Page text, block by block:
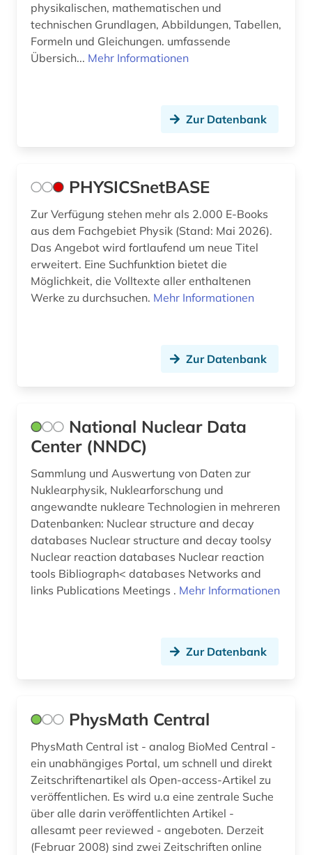
physikalischen, mathematischen und
technischen Grundlagen, Abbildungen, Tabellen,
Formeln und Gleichungen. umfassende
Übersich... Mehr Informationen
Zur Datenbank
PHYSICSnetBASE
Zur Verfügung stehen mehr als 2.000 E-Books
aus dem Fachgebiet Physik (Stand: Mai 2026).
Das Angebot wird fortlaufend um neue Titel
erweitert. Eine Suchfunktion bietet die
Möglichkeit, die Volltexte aller enthaltenen
Werke zu durchsuchen. Mehr Informationen
Zur Datenbank
National Nuclear Data
Center (NNDC)
Sammlung und Auswertung von Daten zur
Nuklearphysik, Nuklearforschung und
angewandte nukleare Technologien in mehreren
Datenbanken: Nuclear structure and decay
databases Nuclear structure and decay toolsy
Nuclear reaction databases Nuclear reaction
tools Bibliograph< databases Networks and
links Publications Meetings . Mehr Informationen
Zur Datenbank
PhysMath Central
PhysMath Central ist - analog BioMed Central -
ein unabhängiges Portal, um schnell und direkt
Zeitschriftenartikel als Open-access-Artikel zu
veröffentlichen. Es wird u.a eine zentrale Suche
über alle darin veröffentlichten Artikel -
allesamt peer reviewed - angeboten. Derzeit
(Februar 2008) sind zwei Zeitschriften online